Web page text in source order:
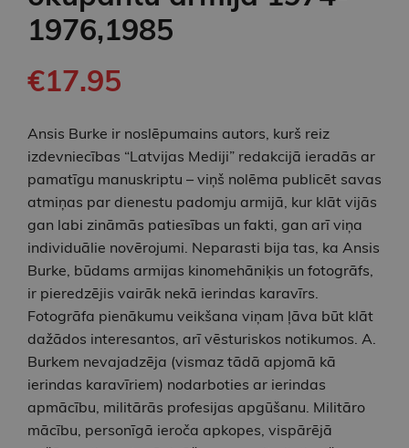
1976,1985
€17.95
Ansis Burke ir noslēpumains autors, kurš reiz
izdevniecības “Latvijas Mediji” redakcijā ieradās ar
pamatīgu manuskriptu – viņš nolēma publicēt savas
atmiņas par dienestu padomju armijā, kur klāt vijās
gan labi zināmās patiesības un fakti, gan arī viņa
individuālie novērojumi. Neparasti bija tas, ka Ansis
Burke, būdams armijas kinomehāniķis un fotogrāfs,
ir pieredzējis vairāk nekā ierindas karavīrs.
Fotogrāfa pienākumu veikšana viņam ļāva būt klāt
dažādos interesantos, arī vēsturiskos notikumos. A.
Burkem nevajadzēja (vismaz tādā apjomā kā
ierindas karavīriem) nodarboties ar ierindas
apmācību, militārās profesijas apgūšanu. Militāro
mācību, personīgā ieroča apkopes, vispārējā